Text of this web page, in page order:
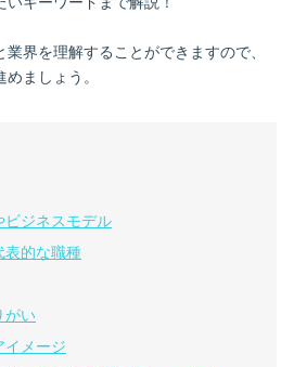
界を理解することができますので、
ましょう。
ビジネスモデル
表的な職種
がい
イメージ